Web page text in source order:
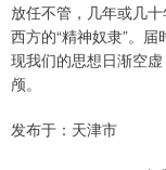
放任不管，几年或几
西方的“精神奴隶”。
现我们的思想日渐空
颅。
发布于：天津市